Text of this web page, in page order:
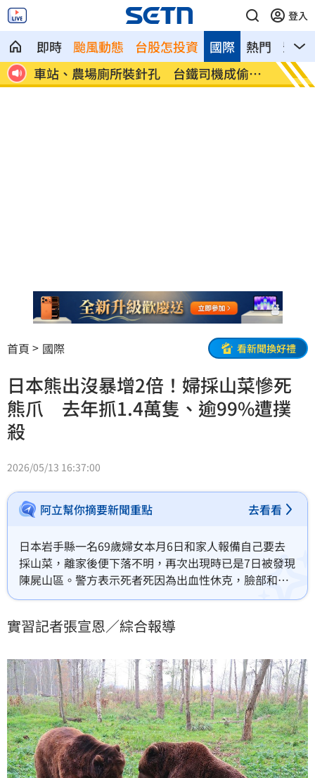
登入
即時 颱風動態 台股怎投資 熱門 影音
國際
用
車站、農場廁所裝針孔 台鐵司機成偷拍
狼
下週
鍵
首頁 國際 看新聞換好禮
日本熊出沒暴增2倍！婦採山菜慘死
熊爪 去年抓1.4萬隻、逾99%遭撲
殺
2026/05/13 16:37:00
阿立幫你摘要新聞重點 去看看
日本岩手縣一名69歲婦女本月6日和家人報備自己要去
採山菜，離家後便下落不明，再次出現時已是7日被發現
陳屍山區。警方表示死者死因為出血性休克，臉部和頭
部出現被野獸抓傷的痕跡，因而研判這名女性是遭熊攻
手縣也有一名婦女死於熊爪。
實習記者張宣恩／綜合報導